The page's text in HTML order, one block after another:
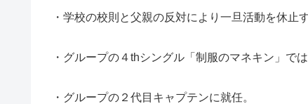
・学校の校則と父親の反対により一旦活動を休止
・グループの４thシングル「制服のマネキン」で
・グループの２代目キャプテンに就任。